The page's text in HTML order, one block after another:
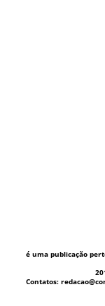
é uma publicação
Contatos: